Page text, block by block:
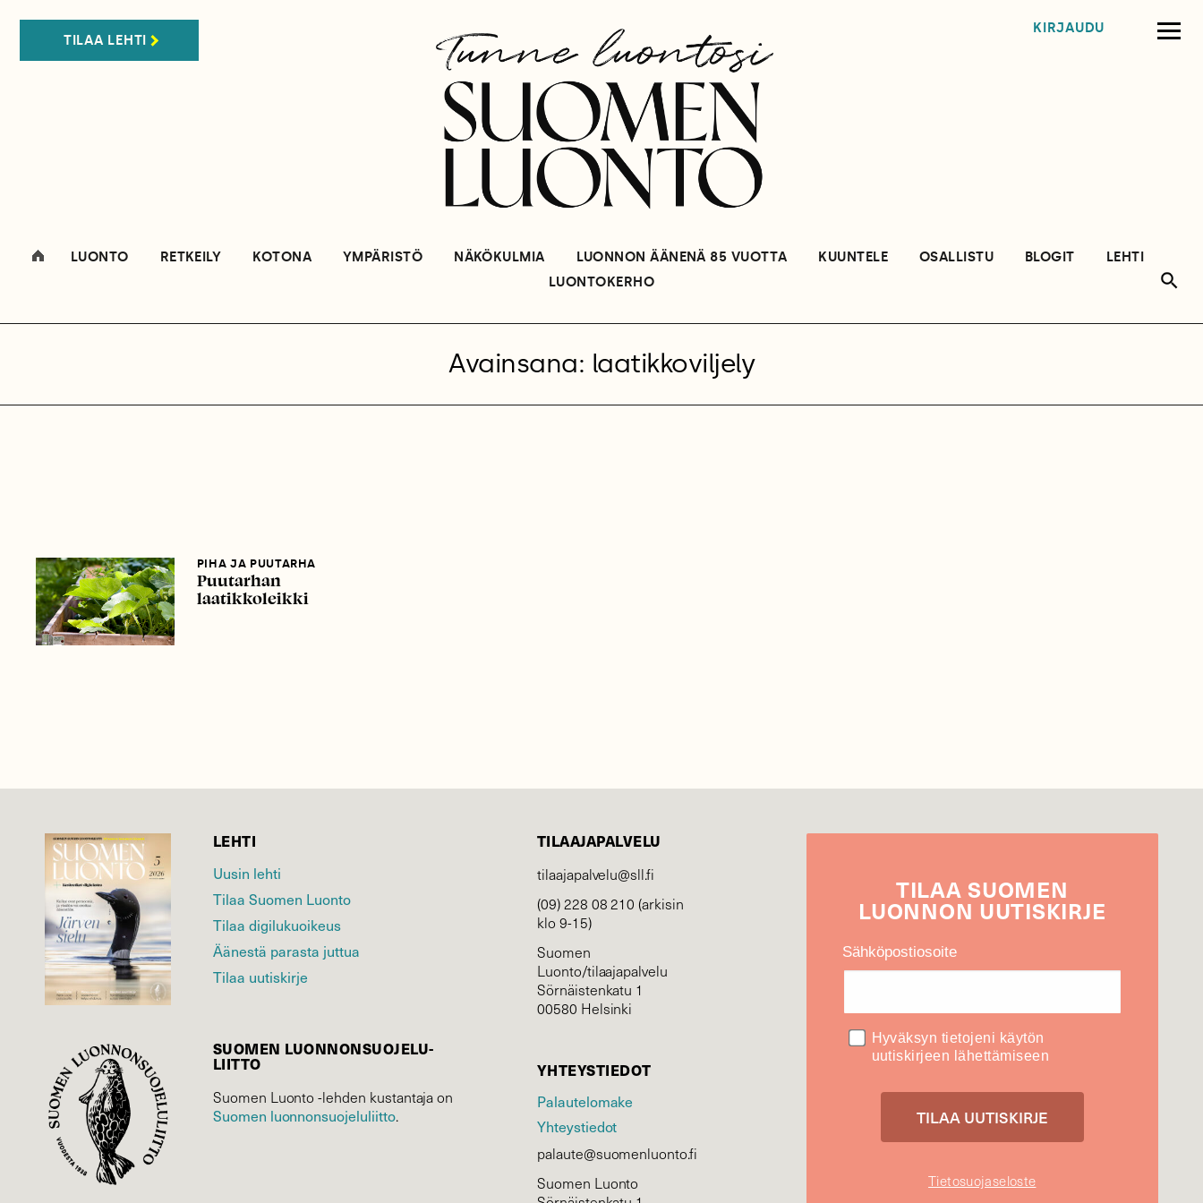
TILAA LEHTI
KIRJAUDU
LUONTO RETKEILY KOTONA YMPÄRISTÖ NÄKÖKULMIA LUONNON ÄÄNENÄ 85 VUOTTA KUUNTELE OSALLISTU BLOGIT
LEHTI
LUONTOKERHO
Avainsana: laatikkoviljely
PIHA JA PUUTARHA
Puutarhan
laatikkoleikki
LEHTI
Uusin lehti
Tilaa Suomen Luonto
Tilaa digilukuoikeus
Äänestä parasta juttua
Tilaa uutiskirje
SUOMEN LUONNON­SUOJELU­
LIITTO
Suomen Luonto -lehden kustantaja on
Suomen luonnonsuojelu­liitto.
TILAAJAPALVELU
tilaajapalvelu@sll.fi
(09) 228 08 210 (arkisin
klo 9-15)
Suomen
Luonto/tilaajapalvelu
Sörnäistenkatu 1
00580 Helsinki
YHTEYSTIEDOT
Palautelomake
Yhteystiedot
palaute@suomenluonto.fi
Suomen Luonto
TILAASUOMEN
LUONNON UUTIS­KIRJE
Sähköpostiosoite
Hyväksyn tietojeni käytön
uutiskirjeen lähettämiseen
Tietosuojaseloste